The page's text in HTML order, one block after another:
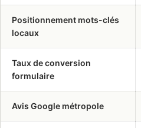
Positionnement mots-clés
locaux
Taux de conversion
formulaire
Avis Google métropole